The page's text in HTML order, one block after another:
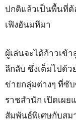
ปกติแล้วเป็นพื้นที่ต้
เฟิงอันมหึมา
ผู้เล่นจะได้ก้าวเข้
ลึกลับ ซึ่งเต็มไปด้ว
ข่ายกลุ่มต่างๆ ที่ซั
ราชสำนัก เปิดเผ
สัมพันธ์พิเศษกับสม